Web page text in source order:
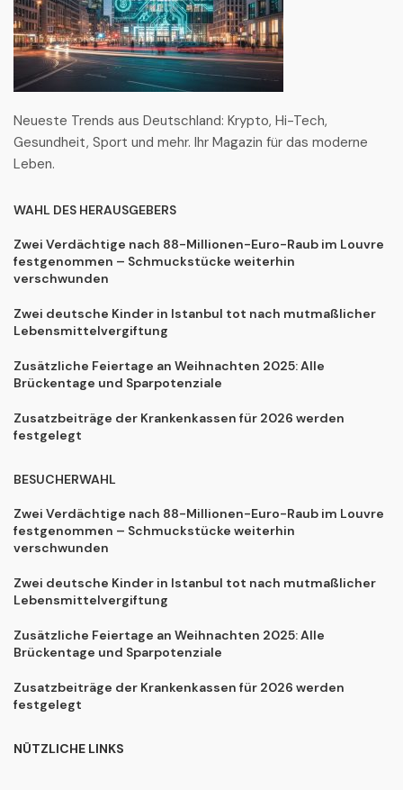
Neueste Trends aus Deutschland: Krypto, Hi-Tech,
Gesundheit, Sport und mehr. Ihr Magazin für das moderne
Leben.
WAHL DES HERAUSGEBERS
Zwei Verdächtige nach 88-Millionen-Euro-Raub im Louvre
festgenommen – Schmuckstücke weiterhin
verschwunden
Zwei deutsche Kinder in Istanbul tot nach mutmaßlicher
Lebensmittelvergiftung
Zusätzliche Feiertage an Weihnachten 2025: Alle
Brückentage und Sparpotenziale
Zusatzbeiträge der Krankenkassen für 2026 werden
festgelegt
BESUCHERWAHL
Zwei Verdächtige nach 88-Millionen-Euro-Raub im Louvre
festgenommen – Schmuckstücke weiterhin
verschwunden
Zwei deutsche Kinder in Istanbul tot nach mutmaßlicher
Lebensmittelvergiftung
Zusätzliche Feiertage an Weihnachten 2025: Alle
Brückentage und Sparpotenziale
Zusatzbeiträge der Krankenkassen für 2026 werden
festgelegt
NÜTZLICHE LINKS